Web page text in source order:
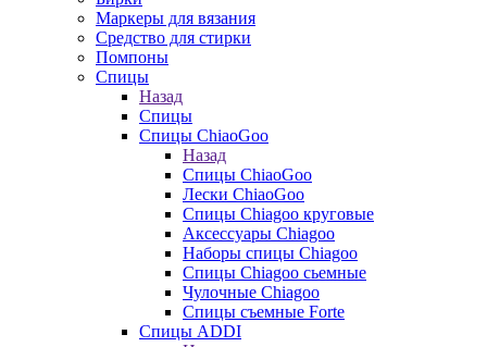
Маркеры для вязания
Средство для стирки
Помпоны
Спицы
Назад
Спицы
Спицы ChiaoGoo
Назад
Спицы ChiaoGoo
Лески ChiaoGoo
Cпицы Сhiagoo круговые
Аксессуары Chiagoo
Наборы спицы Chiagoo
Спицы Chiagoo сьемные
Чулочные Chiagoo
Спицы съемные Forte
Спицы ADDI